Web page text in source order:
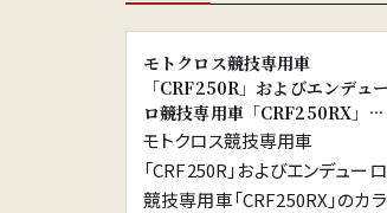
モトクロス競技専用車
「CRF250R」およびエンデュー
ロ競技専用車「CRF250RX」の
カラーリングを変更し発売
モトクロス競技専用車
「CRF250R」およびエンデューロ
競技専用車「CRF250RX」のカラ